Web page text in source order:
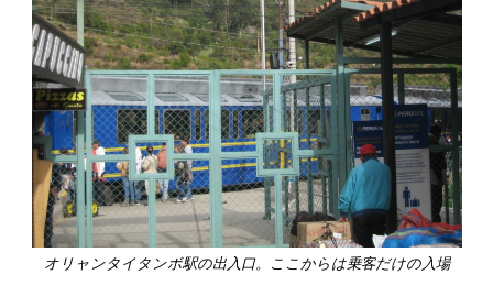
オリャンタイタンボ駅の出入口。ここからは乗客だけの入場